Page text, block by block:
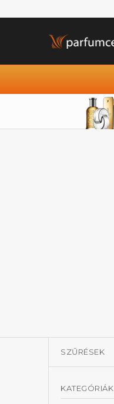
SZŰRÉSEK
KATEGÓRIÁK